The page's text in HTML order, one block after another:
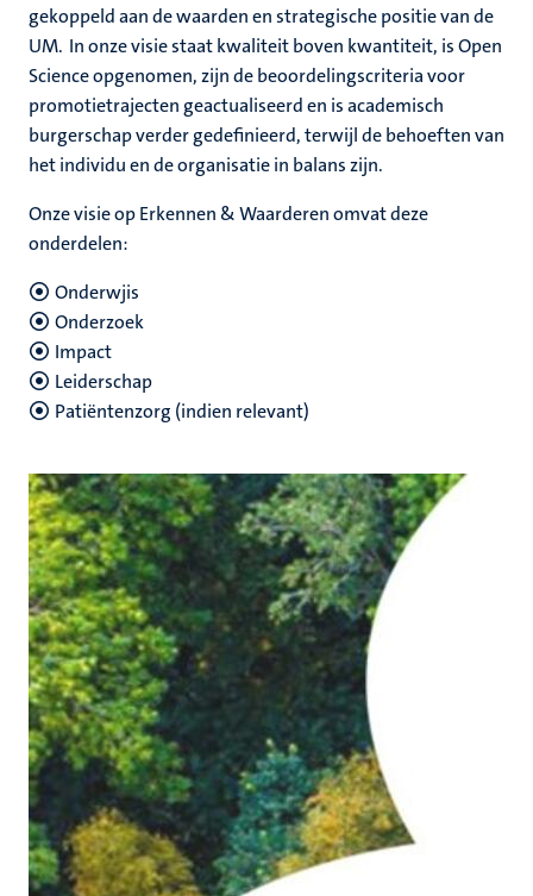
gekoppeld aan de waarden en strategische positie van de
UM. In onze visie staat kwaliteit boven kwantiteit, is Open
Science opgenomen, zijn de beoordelingscriteria voor
promotietrajecten geactualiseerd en is academisch
burgerschap verder gedefinieerd, terwijl de behoeften van
het individu en de organisatie in balans zijn.
Onze visie op Erkennen & Waarderen omvat deze
onderdelen:
Onderwjis
Onderzoek
Impact
Leiderschap
Patiëntenzorg (indien relevant)